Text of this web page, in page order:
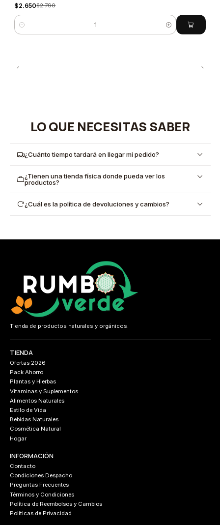
$2.650$2.790
Cantidad
LO QUE NECESITAS SABER
¿Cuánto tiempo tardará en llegar mi pedido?
¿Tienen una tienda física donde pueda ver los
productos?
¿Cuál es la política de devoluciones y cambios?
Tienda de productos naturales y orgánicos.
TIENDA
Ofertas 2026
Pack Ahorro
Plantas y Hierbas
Vitaminas y Suplementos
Alimentos Naturales
Estilo de Vida
Bebidas Naturales
Cosmética Natural
Hogar
INFORMACIÓN
Contacto
Condiciones Despacho
Preguntas Frecuentes
Términos y Condiciones
Política de Reembolsos y Cambios
Políticas de Privacidad